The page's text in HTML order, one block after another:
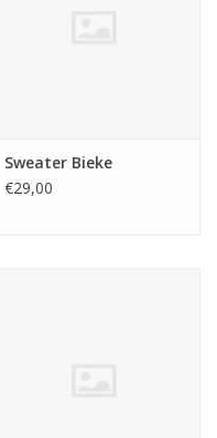
Sweater Bieke
€29,00